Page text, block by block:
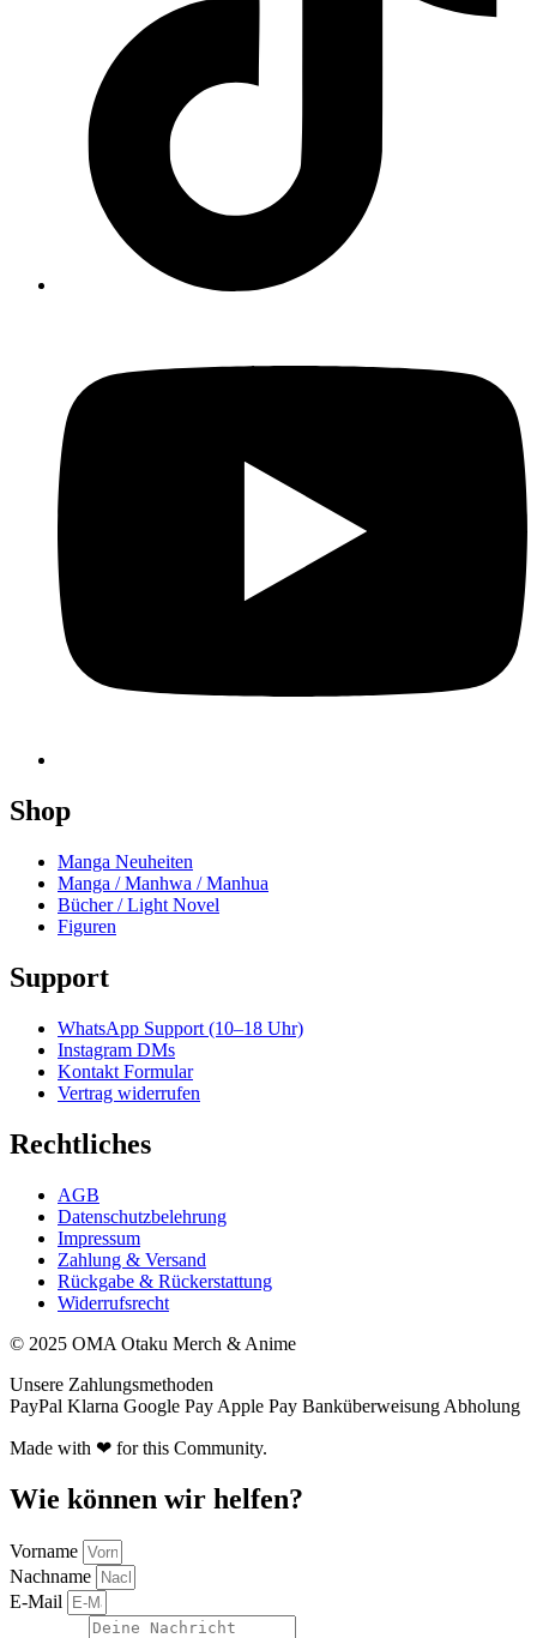
Shop
Manga Neuheiten
Manga / Manhwa / Manhua
Bücher / Light Novel
Figuren
Support
WhatsApp Support (10–18 Uhr)
Instagram DMs
Kontakt Formular
Vertrag widerrufen
Rechtliches
AGB
Datenschutzbelehrung
Impressum
Zahlung & Versand
Rückgabe & Rückerstattung
Widerrufsrecht
© 2025 OMA Otaku Merch & Anime
Unsere Zahlungsmethoden
PayPal Klarna Google Pay Apple Pay Banküberweisung Abholung
Made with ❤ for this Community.
Wie können wir helfen?
Vorname
Nachname
E-Mail